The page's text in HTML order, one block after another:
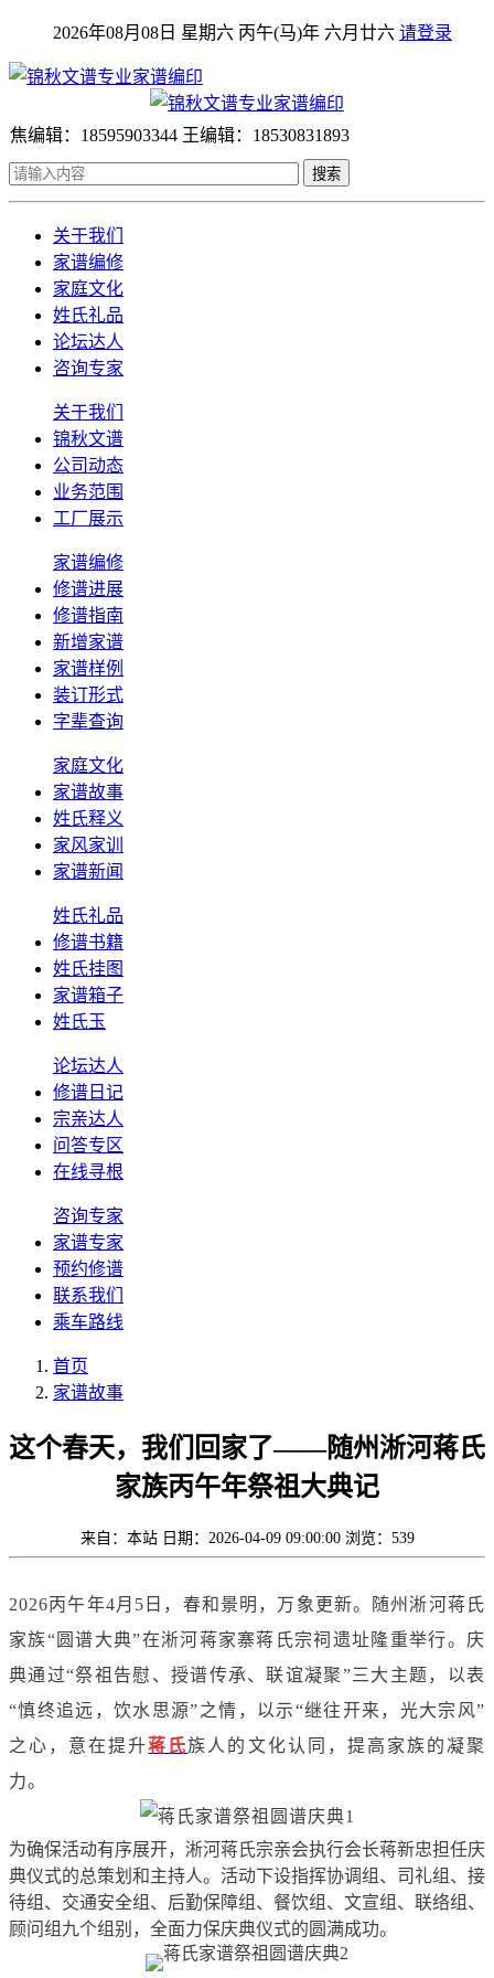
2026年08月08日 星期六 丙午(马)年 六月廿六 请登录
焦编辑：18595903344 王编辑：18530831893
搜索
关于我们
家谱编修
家庭文化
姓氏礼品
论坛达人
咨询专家
关于我们
锦秋文谱
公司动态
业务范围
工厂展示
家谱编修
修谱进展
修谱指南
新增家谱
家谱样例
装订形式
字辈查询
家庭文化
家谱故事
姓氏释义
家风家训
家谱新闻
姓氏礼品
修谱书籍
姓氏挂图
家谱箱子
姓氏玉
论坛达人
修谱日记
宗亲达人
问答专区
在线寻根
咨询专家
家谱专家
预约修谱
联系我们
乘车路线
首页
家谱故事
这个春天，我们回家了——随州淅河蒋氏
家族丙午年祭祖大典记
来自：本站 日期：2026-04-09 09:00:00 浏览：539
2026丙午年4月5日，春和景明，万象更新。随州淅河蒋氏
家族“圆谱大典”在淅河蒋家寨蒋氏宗祠遗址隆重举行。庆
典通过“祭祖告慰、授谱传承、联谊凝聚”三大主题，以表
“慎终追远，饮水思源”之情，以示“继往开来，光大宗风”
之心，意在提升蒋氏族人的文化认同，提高家族的凝聚
力。
为确保活动有序展开，淅河蒋氏宗亲会执行会长蒋新忠担任庆
典仪式的总策划和主持人。活动下设指挥协调组、司礼组、接
待组、交通安全组、后勤保障组、餐饮组、文宣组、联络组、
顾问组九个组别，全面力保庆典仪式的圆满成功。